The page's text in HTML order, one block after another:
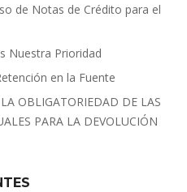
de Notas de Crédito para el
Nuestra Prioridad
en la Fuente
OBLIGATORIEDAD DE LAS
PARA LA DEVOLUCIÓN